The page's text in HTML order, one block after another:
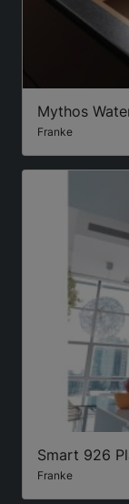
Mythos
Franke
Smart 926
Franke